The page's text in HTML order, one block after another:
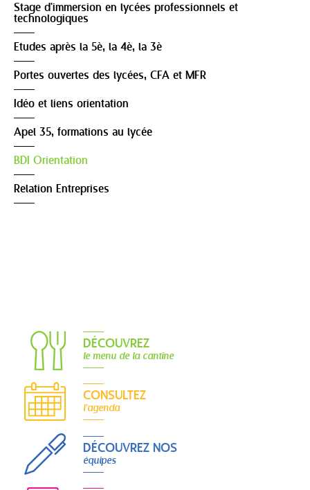
Stage d'immersion en lycées professionnels et
technologiques
Etudes après la 5è, la 4è, la 3è
Portes ouvertes des lycées, CFA et MFR
Idéo et liens orientation
Apel 35, formations au lycée
BDI Orientation
Relation Entreprises
DÉCOUVREZ
le menu de la cantine
CONSULTEZ
l'agenda
DÉCOUVREZ NOS
équipes